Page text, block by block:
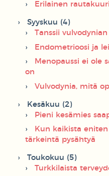
Erilainen rautakuuri
Syyskuu (4)
Tanssii vulvodynian
Endometrioosi ja
Menopaussi ei ole
on
Vulvodynia, mitä
Kesäkuu (2)
Pieni kesämies
Kun kaikista
tärkeintä pysähtyä
Toukokuu (5)
Turkkilaista